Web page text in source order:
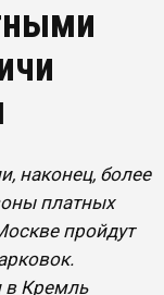
наконец, более
платных
пройдут
в Кремль